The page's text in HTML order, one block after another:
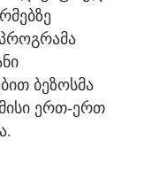
ბეზოსმა
მისი ერთ-ერთ